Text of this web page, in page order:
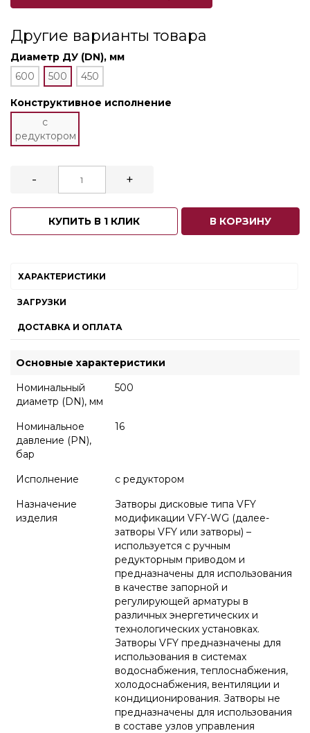
Другие варианты товара
Диаметр ДУ (DN), мм
600
500 450
Конструктивное исполнение
с
редуктором
- +
КУПИТЬ В 1 КЛИК В КОРЗИНУ
ХАРАКТЕРИСТИКИ
ЗАГРУЗКИ
ДОСТАВКА И ОПЛАТА
Основные характеристики
Номинальный
диаметр (DN), мм
500
Номинальное
давление (PN),
бар
16
Исполнение
с редуктором
Назначение
изделия
Затворы дисковые типа VFY
модификации VFY-WG (далее-
затворы VFY или затворы) –
используется с ручным
редукторным приводом и
предназначены для использования
в качестве запорной и
регулирующей арматуры в
различных энергетических и
технологических установках.
Затворы VFY предназначены для
использования в системах
водоснабжения, теплоснабжения,
холодоснабжения, вентиляции и
кондиционирования. Затворы не
предназначены для использования
в составе узлов управления